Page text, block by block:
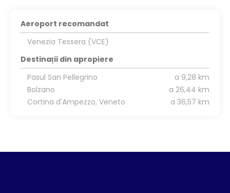
Aeroport recomandat
Venezia Tessera (VCE)
Destinații din apropiere
Pasul San Pellegrino
a 9,28 km
Bolzano
a 26,44 km
Cortina d'Ampezzo, Veneto
a 36,57 km